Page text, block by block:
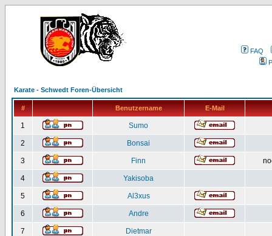
FAQ
Karate - Schwedt Foren-Übersicht
# Benutzername E-Mail
1 Sumo
2 Bonsai
3 Finn
4 Yakisoba
5 Al3xus
6 Andre
7 Dietmar